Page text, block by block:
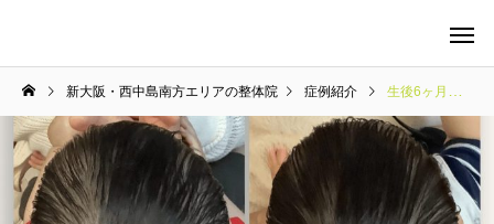
新大阪・西中島南方エリアの整体院 症例紹介 生後6ヶ月男児｜斜頭症・絶壁・左後頭部の平坦感による頭の左右差の変化症例